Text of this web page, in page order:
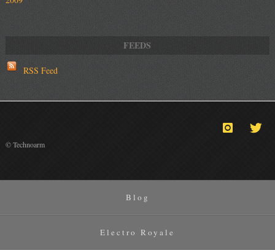
RSS Feed
© Technoarm
Blog
Electro Royale